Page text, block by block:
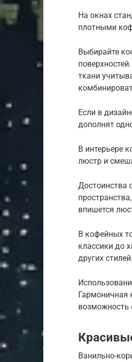
На окнах
плотными
Выбирайте
ткани
Если в
дополнят
В интерьере
люстр и
Достоинства
впишется
В кофейных
классики до
других стилей.
Гармоничная
возможность
Ванильно-